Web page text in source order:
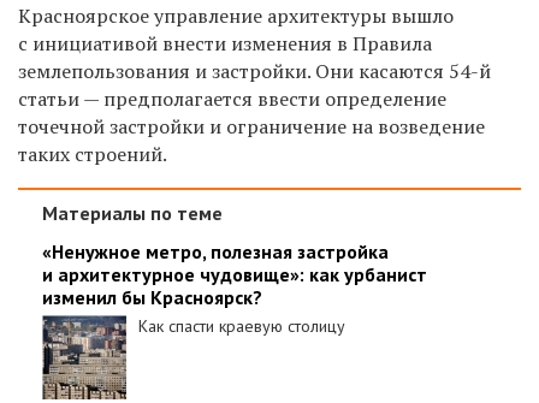
Красноярское управление архитектуры вышло
с инициативой внести изменения в Правила
землепользования и застройки. Они касаются 54-й
статьи — предполагается ввести определение
точечной застройки и ограничение на возведение
таких строений.
Материалы по теме
«Ненужное метро, полезная застройка
и архитектурное чудовище»: как урбанист
изменил бы Красноярск?
Как спасти краевую столицу